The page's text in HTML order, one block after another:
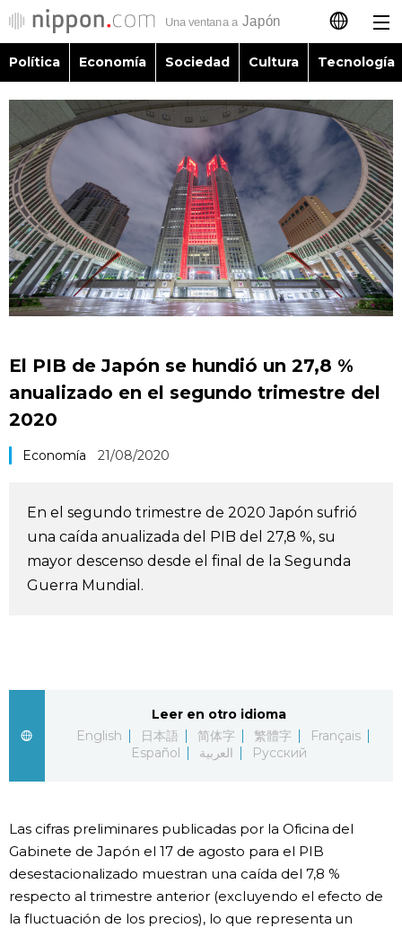
日本語
English
繁體字
Français
العربية
Política
Economía
Sociedad
Tecnología
Vida
Vídeos e imágenes
En profundidad
Datos de Japón
Fragmentos de Japón
Gente
Política Economía Sociedad Cultura Tecnología
El PIB de Japón se hundió un 27,8 %
anualizado en el segundo trimestre del
2020
Economía 21/08/2020
En el segundo trimestre de 2020 Japón sufrió
una caída anualizada del PIB del 27,8 %, su
mayor descenso desde el final de la Segunda
Guerra Mundial.
Leer en otro idioma
English
日本語 简体字 繁體字
Français
Español
العربية Русский
Las cifras preliminares publicadas por la Oficina del
Gabinete de Japón el 17 de agosto para el PIB
desestacionalizado muestran una caída del 7,8 %
respecto al trimestre anterior (excluyendo el efecto de
la fluctuación de los precios), lo que representa un